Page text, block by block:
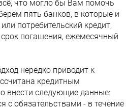
что могло бы Вам помочь
пять банков, в которые и
потребительский кредит,
погашения, ежемесячный
нередко приводит к
кредитным
внести следующие данные:
с обязательствами - в течение